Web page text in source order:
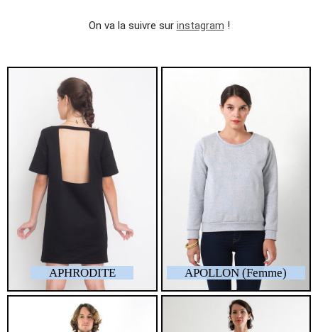
On va la suivre sur instagram !
APHRODITE APOLLON (Femme)